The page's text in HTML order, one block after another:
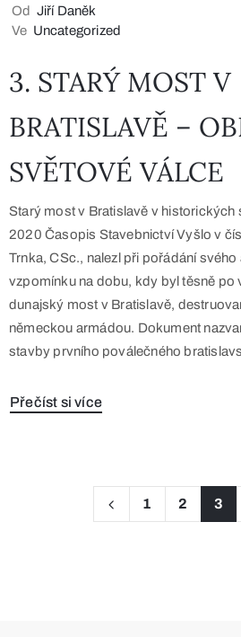
Od Jiří Daněk
Ve Uncategorized
3. STARÝ MOST V
BRATISLAVĚ –
SVĚTOVÉ VÁLCE
Starý most v Bratislavě v
2020 Časopis Stavebnictví Vyšlo v
Trnka, CSc., nalezl při pořádání
vzpomínku na dobu, kdy byl těsně po
dunajský most v Bratislavě,
německou armádou. Dokument
stavby prvního poválečného
Přečíst si více
1 2 3